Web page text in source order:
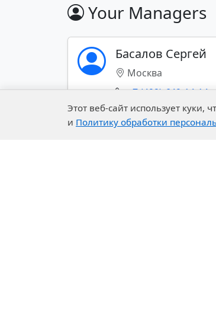
Mining Chemistry
Your Managers
Басалов Сергей
Москва
+7 (499)-649-14-14
Этот веб-сайт использует
и Политику обработки